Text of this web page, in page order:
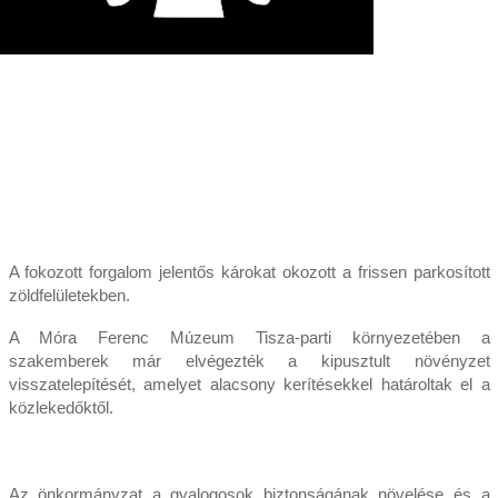
A fokozott forgalom jelentős károkat okozott a frissen parkosított
zöldfelületekben.
A Móra Ferenc Múzeum Tisza-parti környezetében a
szakemberek már elvégezték a kipusztult növényzet
visszatelepítését, amelyet alacsony kerítésekkel határoltak el a
közlekedőktől.
Az önkormányzat a gyalogosok biztonságának növelése és a